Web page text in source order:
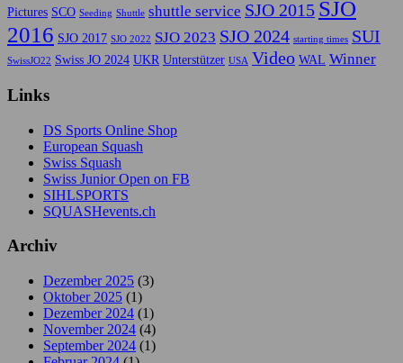
Pictures SCO Seeding Shuttle shuttle service SJO 2015 SJO
2016 SJO 2017 SJO 2022 SJO 2023 SJO 2024 starting times SUI
SwissJO22 Swiss JO 2024 UKR Unterstützer USA Video WAL Winner
Links
DS Sports Online Shop
European Squash
Swiss Squash
Swiss Junior Open on FB
SIHLSPORTS
SQUASHevents.ch
Archiv
Dezember 2025 (3)
Oktober 2025 (1)
Dezember 2024 (1)
November 2024 (4)
September 2024 (1)